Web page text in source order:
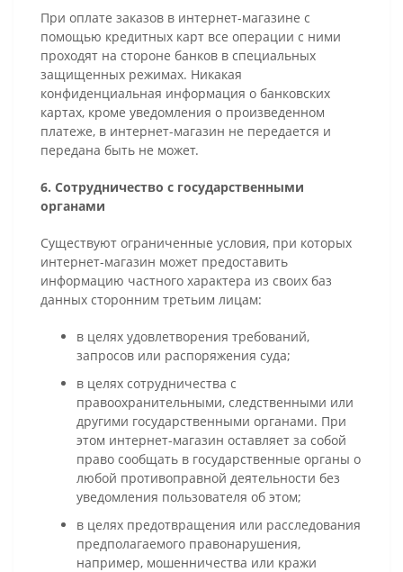
При оплате заказов в интернет-магазине с
помощью кредитных карт все операции с ними
проходят на стороне банков в специальных
защищенных режимах. Никакая
конфиденциальная информация о банковских
картах, кроме уведомления о произведенном
платеже, в интернет-магазин не передается и
передана быть не может.
6. Сотрудничество с государственными
органами
Существуют ограниченные условия, при которых
интернет-магазин может предоставить
информацию частного характера из своих баз
данных сторонним третьим лицам:
в целях удовлетворения требований,
запросов или распоряжения суда;
в целях сотрудничества с
правоохранительными, следственными или
другими государственными органами. При
этом интернет-магазин оставляет за собой
право сообщать в государственные органы о
любой противоправной деятельности без
уведомления пользователя об этом;
в целях предотвращения или расследования
предполагаемого правонарушения,
например, мошенничества или кражи